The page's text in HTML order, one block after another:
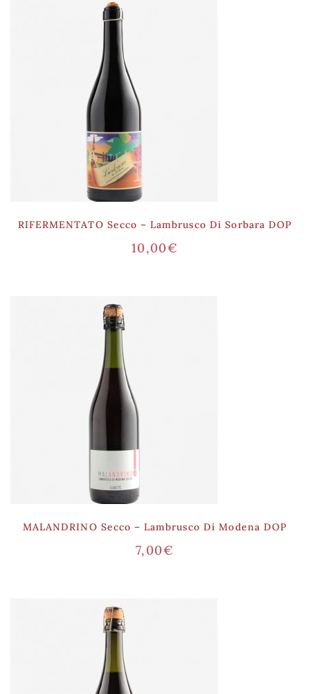
RIFERMENTATO Secco – Lambrusco Di Sorbara DOP
10,00€
MALANDRINO Secco – Lambrusco Di Modena DOP
7,00€